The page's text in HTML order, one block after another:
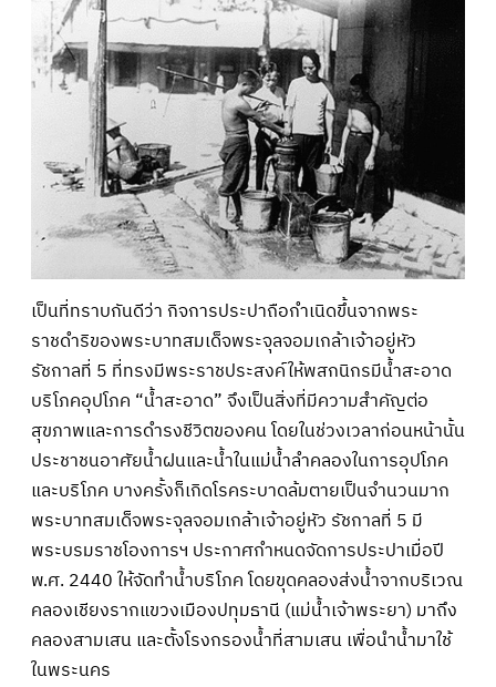
เป็นที่ทราบกันดีว่า กิจการประปาถือกำเนิดขึ้นจากพระ
ราชดำริของพระบาทสมเด็จพระจุลจอมเกล้าเจ้าอยู่หัว
รัชกาลที่ 5 ที่ทรงมีพระราชประสงค์ให้พสกนิกรมีน้ำสะอาด
บริโภคอุปโภค “น้ำสะอาด” จึงเป็นสิ่งที่มีความสำคัญต่อ
สุขภาพและการดำรงชีวิตของคน โดยในช่วงเวลาก่อนหน้านั้น
ประชาชนอาศัยน้ำฝนและน้ำในแม่น้ำลำคลองในการอุปโภค
และบริโภค บางครั้งก็เกิดโรคระบาดล้มตายเป็นจำนวนมาก
พระบาทสมเด็จพระจุลจอมเกล้าเจ้าอยู่หัว รัชกาลที่ 5 มี
พระบรมราชโองการฯ ประกาศกำหนดจัดการประปาเมื่อปี
พ.ศ. 2440 ให้จัดทำน้ำบริโภค โดยขุดคลองส่งน้ำจากบริเวณ
คลองเชียงรากแขวงเมืองปทุมธานี (แม่น้ำเจ้าพระยา) มาถึง
คลองสามเสน และตั้งโรงกรองน้ำที่สามเสน เพื่อนำน้ำมาใช้
ในพระนคร